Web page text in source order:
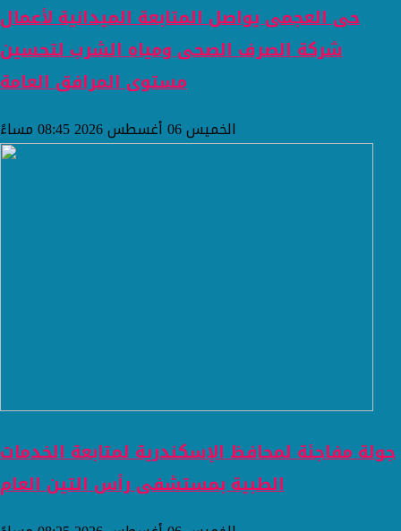
حى العجمى يواصل المتابعة الميدانية لأعمال
شركة الصرف الصحى ومياه الشرب لتحسين
مستوى المرافق العامة
الخميس 06 أغسطس 2026 08:45 مساءً
جولة مفاجئة لمحافظ الإسكندرية لمتابعة الخدمات
الطبية بمستشفى رأس التين العام